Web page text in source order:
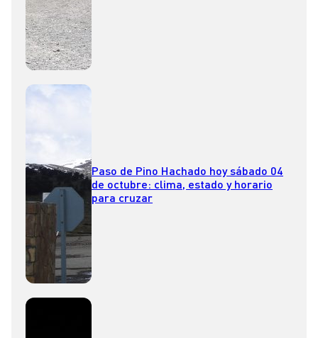
Paso de Pino Hachado hoy sábado 04
de octubre: clima, estado y horario
para cruzar